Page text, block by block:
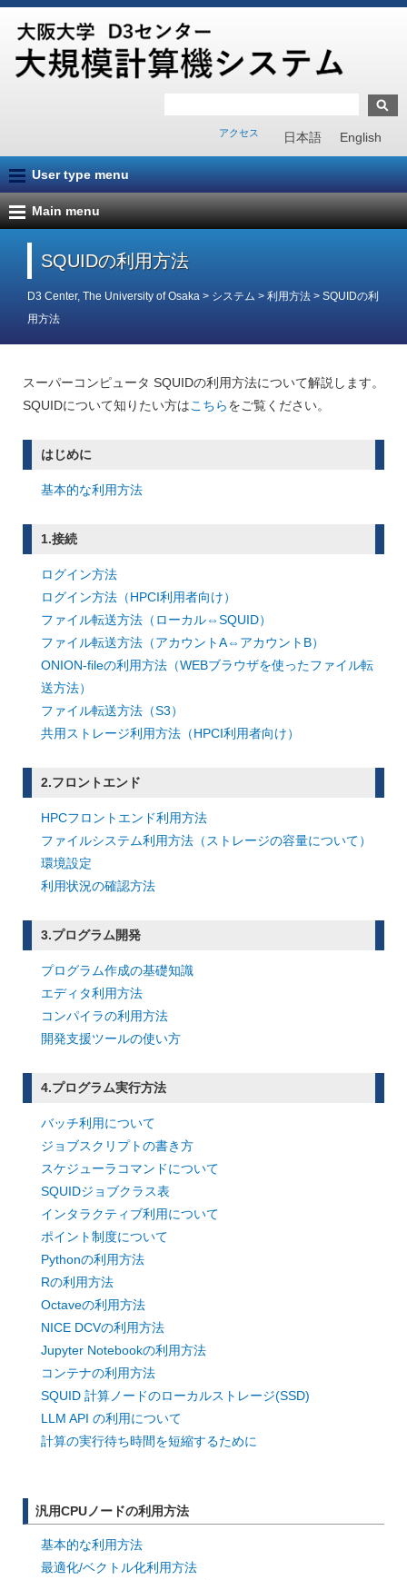
日本語 English
アクセス
User type menu
Main menu
SQUIDの利用方法
D3 Center, The University of Osaka > システム > 利用方法 > SQUIDの利
用方法
スーパーコンピュータ SQUIDの利用方法について解説します。
SQUIDについて知りたい方はこちらをご覧ください。
はじめに
基本的な利用方法
1.接続
ログイン方法
ログイン方法（HPCI利用者向け）
ファイル転送方法（ローカル⇔SQUID）
ファイル転送方法（アカウントA⇔アカウントB）
ONION-fileの利用方法（WEBブラウザを使ったファイル転
送方法）
ファイル転送方法（S3）
共用ストレージ利用方法（HPCI利用者向け）
2.フロントエンド
HPCフロントエンド利用方法
ファイルシステム利用方法（ストレージの容量について）
環境設定
利用状況の確認方法
3.プログラム開発
プログラム作成の基礎知識
エディタ利用方法
コンパイラの利用方法
開発支援ツールの使い方
4.プログラム実行方法
バッチ利用について
ジョブスクリプトの書き方
スケジューラコマンドについて
SQUIDジョブクラス表
インタラクティブ利用について
ポイント制度について
Pythonの利用方法
Rの利用方法
Octaveの利用方法
NICE DCVの利用方法
Jupyter Notebookの利用方法
コンテナの利用方法
SQUID 計算ノードのローカルストレージ(SSD)
LLM API の利用について
計算の実行待ち時間を短縮するために
汎用CPUノードの利用方法
基本的な利用方法
最適化/ベクトル化利用方法